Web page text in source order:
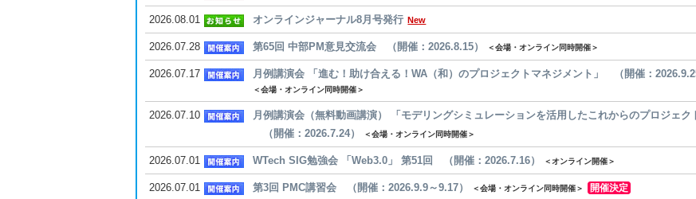
2026.08.01 オンラインジャーナル8月号発行 New
2026.07.28 第65回 中部PM意見交流会 （開催：2026.8.15） ＜会場・オンライン同時開催＞
2026.07.17 月例講演会 「進む！助け合える！WA（和）のプロジェクトマネジメント」 （開催：
＜会場・オンライン同時開催＞
2026.07.10
月例講演会（無料動画講演） 「モデリングシミュレーションを活用したこれからのプロジェク
（開催：2026.7.24）
＜会場・オンライン同時開催＞
2026.07.01 WTech SIG勉強会 「Web3.0」 第51回 （開催：2026.7.16） ＜オンライン開催＞
2026.07.01 第3回 PMC講習会 （開催：2026.9.9～9.17） ＜会場・オンライン同時開催＞ 開催決定